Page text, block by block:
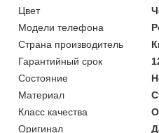
Цвет
Модели телефона
Страна производитель
Гарантийный срок
Состояние
Материал
Класс качества
Оригинал